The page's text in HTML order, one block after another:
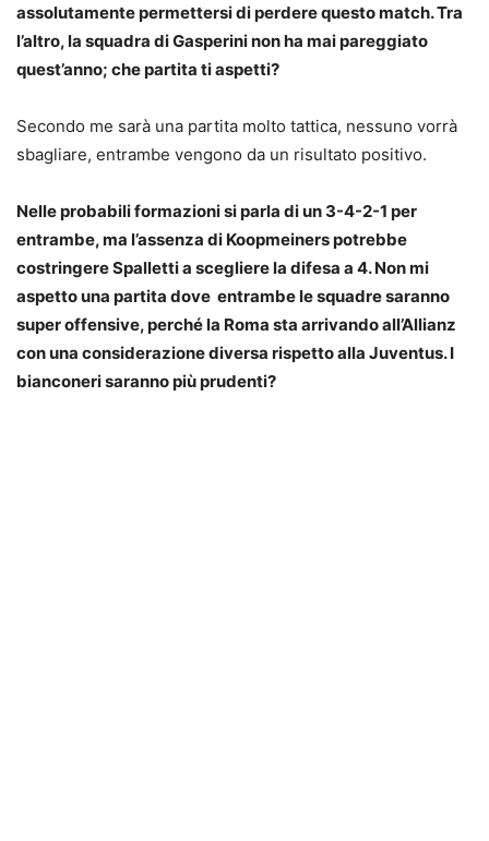
assolutamente permettersi di perdere questo match. Tra
l’altro, la squadra di Gasperini non ha mai pareggiato
quest’anno; che partita ti aspetti?
Secondo me sarà una partita molto tattica, nessuno vorrà
sbagliare, entrambe vengono da un risultato positivo.
Nelle probabili formazioni si parla di un 3-4-2-1 per
entrambe, ma l’assenza di Koopmeiners potrebbe
costringere Spalletti a scegliere la difesa a 4. Non mi
aspetto una partita dove entrambe le squadre saranno
super offensive, perché la Roma sta arrivando all’Allianz
con una considerazione diversa rispetto alla Juventus. I
bianconeri saranno più prudenti?